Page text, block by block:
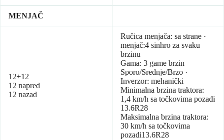
MENJAČ
12+12
12 napred
12 nazad
Ručica menjača: sa strane ·
menjač:4 sinhro za svaku
brzinu
Gama: 3 game brzin
Sporo/Srednje/Brzo ·
Inverzor: mehanički
Minimalna brzina traktora:
1,4 km/h sa točkovima pozadi
13.6R28
Maksimalna brzina traktora:
30 km/h sa točkovima
pozadi13.6R28